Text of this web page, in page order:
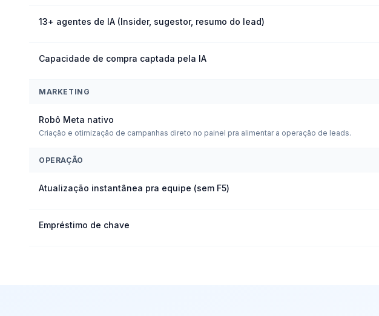
13+ agentes de IA (Insider, sugestor, resumo do lead)
Capacidade de compra captada pela IA
MARKETING
Robô Meta nativo
Criação e otimização de campanhas direto no painel pra alimentar a operação de leads.
OPERAÇÃO
Atualização instantânea pra equipe (sem F5)
Empréstimo de chave